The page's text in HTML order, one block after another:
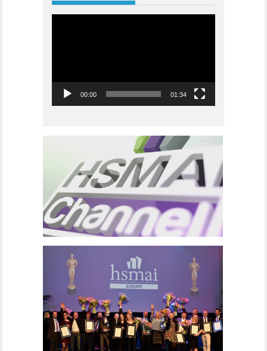
00:00 01:34